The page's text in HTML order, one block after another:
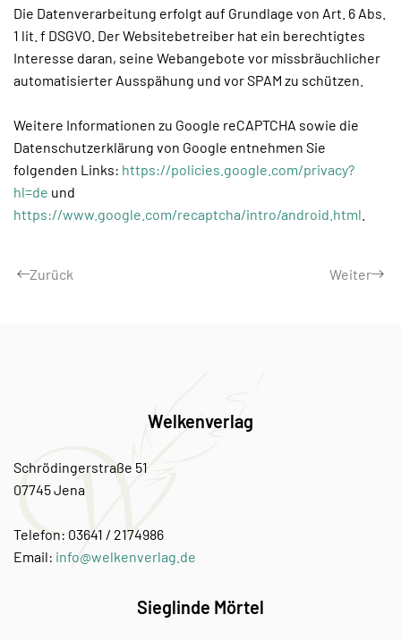
Die Datenverarbeitung erfolgt auf Grundlage von Art. 6 Abs.
1 lit. f DSGVO. Der Websitebetreiber hat ein berechtigtes
Interesse daran, seine Webangebote vor missbräuchlicher
automatisierter Ausspähung und vor SPAM zu schützen.
Weitere Informationen zu Google reCAPTCHA sowie die
Datenschutzerklärung von Google entnehmen Sie
folgenden Links: https://policies.google.com/privacy?
hl=de und
https://www.google.com/recaptcha/intro/android.html
Zurück Weiter
Welkenverlag
Schrödingerstraße 51
07745 Jena
Telefon: 03641 / 2174986
Email: info@welkenverlag.de
Sieglinde Mörtel